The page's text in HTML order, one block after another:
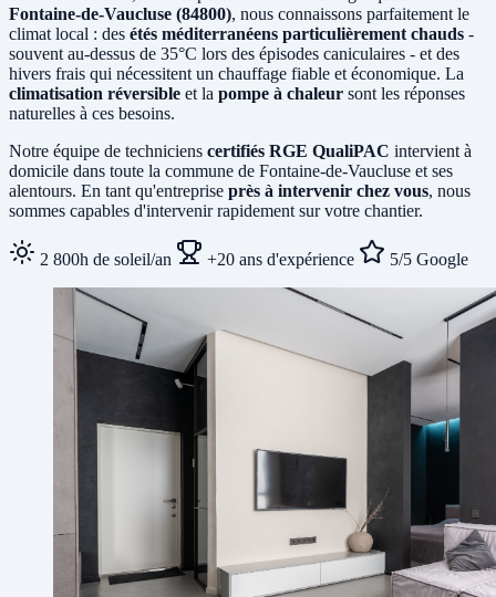
Fontaine-de-Vaucluse (84800), nous connaissons parfaitement le
climat local : des étés méditerranéens particulièrement chauds -
souvent au-dessus de 35°C lors des épisodes caniculaires - et des
hivers frais qui nécessitent un chauffage fiable et économique. La
climatisation réversible et la pompe à chaleur sont les réponses
naturelles à ces besoins.
Notre équipe de techniciens certifiés RGE QualiPAC intervient à
domicile dans toute la commune de Fontaine-de-Vaucluse et ses
alentours. En tant qu'entreprise près à intervenir chez vous, nous
sommes capables d'intervenir rapidement sur votre chantier.
2 800h de soleil/an +20 ans d'expérience 5/5 Google